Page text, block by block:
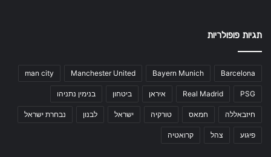
תגיות פופולריות
Barcelona
Bayern Munich
Manchester United
man city
PSG
Real Madrid איראן ביטחון בנימין נתניהו
חיזבאללה חמאס טורקיה ישראל לבנון נבחרת ישראל
פיגוע צהל קרואטיה